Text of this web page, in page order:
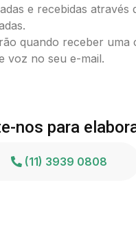
e recebidas através
quando receber uma
voz no seu e-mail.
nos para
(11) 3939 0808